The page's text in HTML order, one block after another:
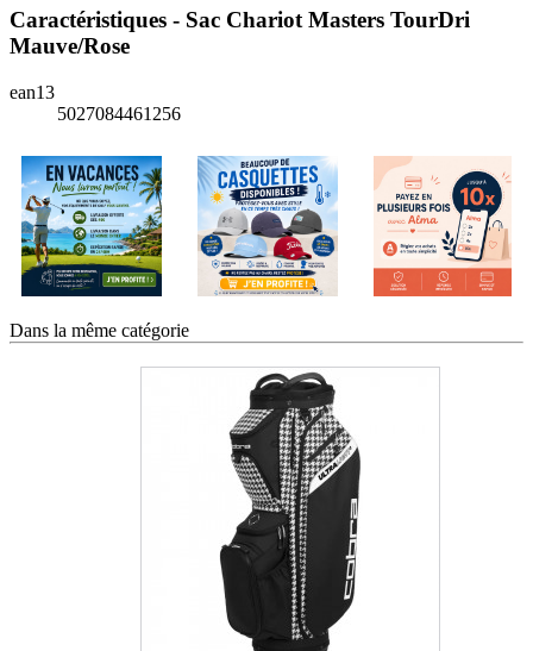
Caractéristiques - Sac Chariot Masters TourDri
Mauve/Rose
ean13
5027084461256
Dans la même catégorie